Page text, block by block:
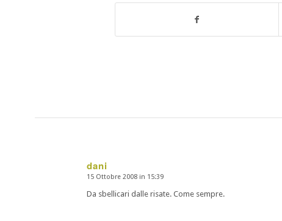
dani
dice:
15 Ottobre 2008 in 15:39
Da sbellicari dalle risate. Come sempre.